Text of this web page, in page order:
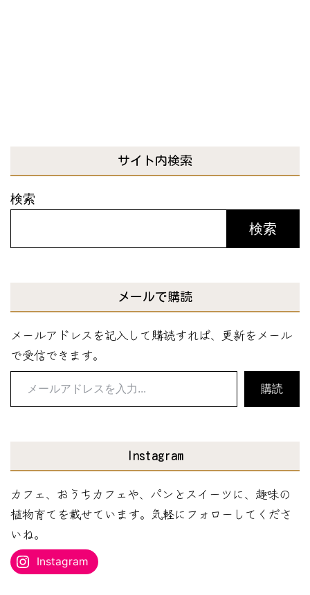
サイト内検索
検索
検索
メールで購読
メールアドレスを記入して購読すれば、更新をメール
で受信できます。
ス
を
入
力...
購読
Instagram
カフェ、おうちカフェや、パンとスイーツに、趣味の
植物育てを載せています。気軽にフォローしてくださ
いね。
Instagram